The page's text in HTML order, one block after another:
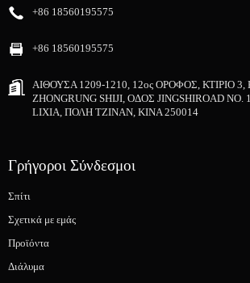
+86 18560195575
+86 18560195575
ΑΙΘΟΥΣΑ 1209-1210, 12ος ΟΡΟΦΟΣ, ΚΤΙΡΙΟ
ZHONGRUNG SHIJI, ΟΔΟΣ JINGSHIROAD
LIXIA, ΠΟΛΗ ΤΖΙΝΑΝ, ΚΙΝΑ 250014
Γρήγοροι Σύνδεσμοι
Σπίτι
Σχετικά με εμάς
Προϊόντα
Διάλυμα